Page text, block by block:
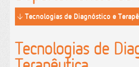
Tecnologias de Diagnóstico e
Tecnologias de